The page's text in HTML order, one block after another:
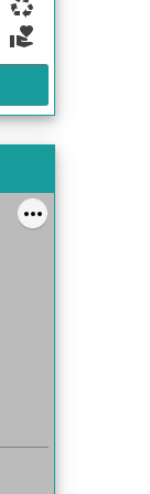
recycling
volunteer_activism